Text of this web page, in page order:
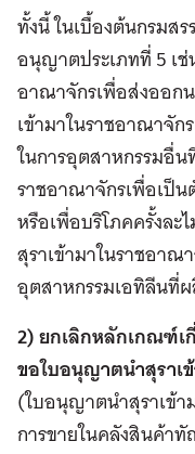
ทั้งนี้ ในเบื้องต้นกรมส
อนุญาตประเภทที่ 5 เ
อาณาจักรเพื่อส่งออก
เข้ามาในราชอาณาจั
ในการอุตสาหกรรมอื่
ราชอาณาจักรเพื่อเป็
หรือเพื่อบริโภคครั้งล
สุราเข้ามาในราชอาณ
อุตสาหกรรมเอทิลีนที่
2) ยกเลิกหลักเกณฑ์
ขอใบอนุญาตนำสุราเ
(ใบอนุญาตนำสุราเข้า
การขายในคลังสินค้า